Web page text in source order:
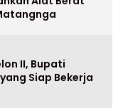
II, Bupati
Siap Bekerja